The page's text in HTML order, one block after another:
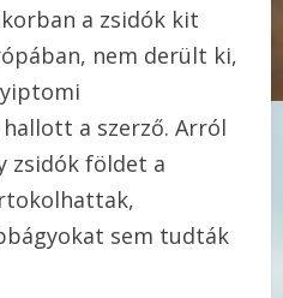
a zsidók kit
nem derült ki,
a szerző. Arról
zsidók földet a
sem tudták